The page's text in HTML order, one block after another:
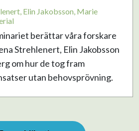
Elin Jakobsson, Marie
berättar våra forskare
Strehlenert, Elin Jakobsson
om hur de tog fram
utan behovsprövning.